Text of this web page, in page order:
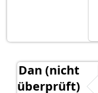
Dan (nicht
überprüft)